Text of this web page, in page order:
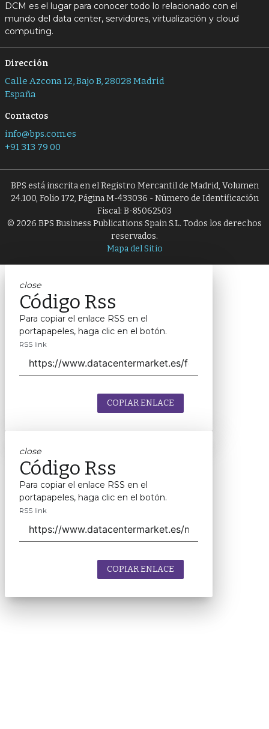
DCM es el lugar para conocer todo lo relacionado con el
mundo del data center, servidores, virtualización y cloud
computing.
Dirección
Calle Azcona 12, Bajo B, 28028 Madrid
España
Contactos
info@bps.com.es
+91 313 79 00
BPS está inscrita en el Registro Mercantil de Madrid, Volumen
24.100, Folio 172, Página M-433036 - Número de Identificación
Fiscal: B-85062503
© 2026 BPS Business Publications Spain S.L. Todos los derechos
reservados.
Mapa del Sitio
close
Código Rss
Para copiar el enlace RSS en el
portapapeles, haga clic en el botón.
RSS link
COPIAR ENLACE
close
Código Rss
Para copiar el enlace RSS en el
portapapeles, haga clic en el botón.
RSS link
COPIAR ENLACE